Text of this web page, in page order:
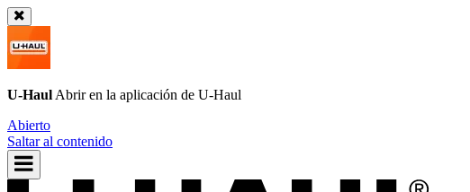
U-Haul Abrir en la aplicación de U-Haul
Abierto
Saltar al contenido